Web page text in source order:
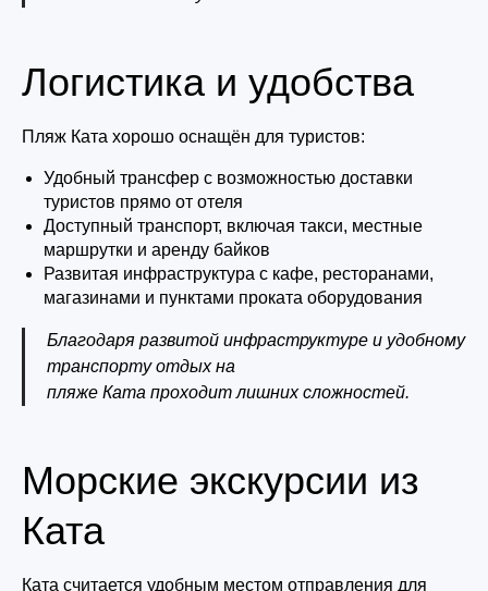
Логистика и удобства
Пляж Ката хорошо оснащён для туристов:
Удобный трансфер с возможностью доставки
туристов прямо от отеля
Доступный транспорт, включая такси, местные
маршрутки и аренду байков
Развитая инфраструктура с кафе, ресторанами,
магазинами и пунктами проката оборудования
Благодаря развитой инфраструктуре и удобному
транспорту отдых на
пляже Ката проходит лишних сложностей.
Морские экскурсии из
Ката
Ката считается удобным местом отправления для